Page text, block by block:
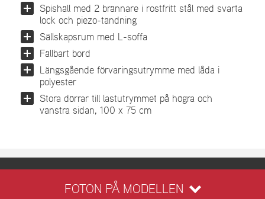
Spishäll med 2 brännare i rostfritt stål med svarta
lock och piezo-tändning
Sällskapsrum med L-soffa
Fällbart bord
Längsgående förvaringsutrymme med låda i
polyester
Stora dörrar till lastutrymmet på högra och
vänstra sidan, 100 x 75 cm
FOTON PÅ MODELLEN